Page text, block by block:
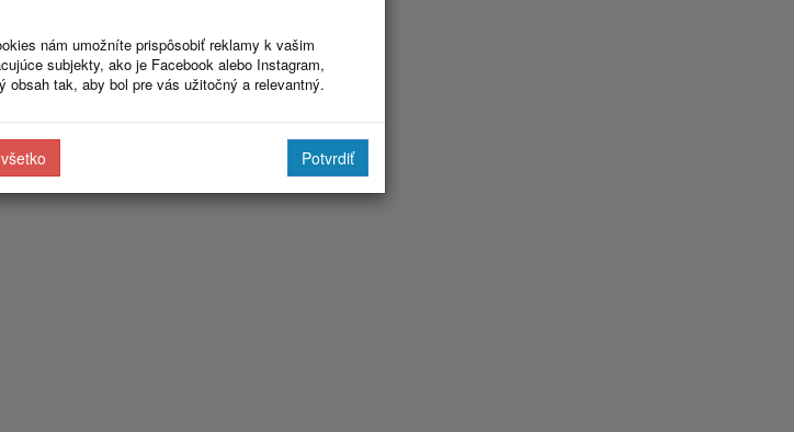
nám umožníte prispôsobiť reklamy k vašim
subjekty, ako je Facebook alebo Instagram,
obsah tak, aby bol pre vás užitočný a relevantný.
Potvrdiť